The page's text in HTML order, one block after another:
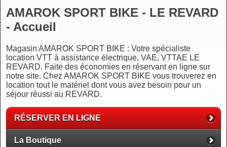
AMAROK SPORT BIKE - LE REVARD
- Accueil
Magasin AMAROK SPORT BIKE : Votre spécialiste
location VTT à assistance électrique, VAE, VTTAE LE
REVARD. Faite des économies en réservant en ligne sur
notre site. Chez AMAROK SPORT BIKE vous trouverez en
location tout le matériel dont vous avez besoin pour un
séjour réussi au REVARD.
RÉSERVER EN LIGNE
La Boutique